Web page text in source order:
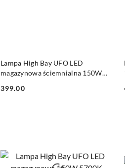
Lampa High Bay UFO LED
magazynowa ściemnialna 150W
Cena:
399.00